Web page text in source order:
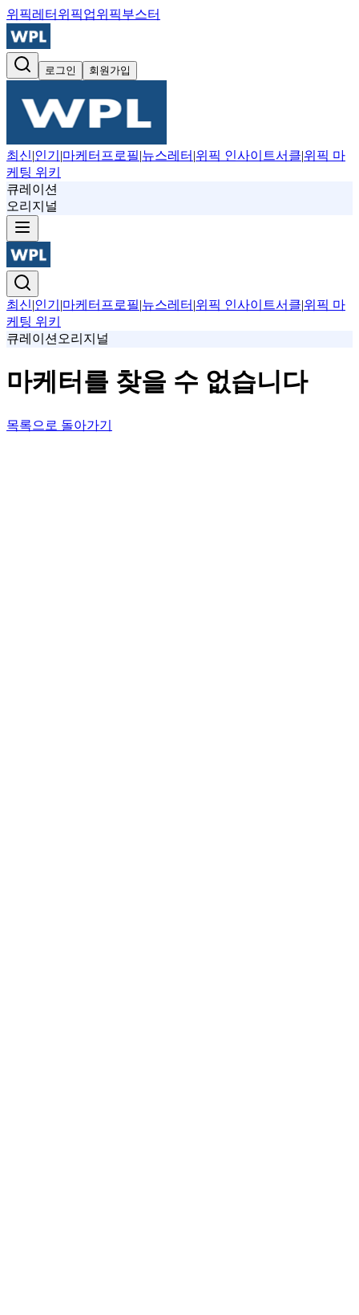
위픽레터 위픽업위픽부스터
로그인 회원가입
최신|인기 |마케터프로필|뉴스레터 |위픽 인사이트서클|위픽 마
케팅 위키
큐레이션
오리지널
최신|인기 |마케터프로필|뉴스레터 |위픽 인사이트서클|위픽 마
케팅 위키
큐레이션 오리지널
마케터를 찾을 수 없습니다
목록으로 돌아가기